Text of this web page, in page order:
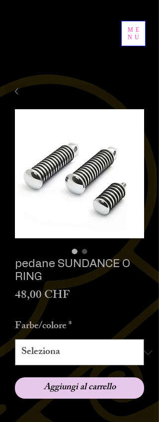
ME
NU
pedane SUNDANCE O
RING
48,00 CHFPrezzo
Farbe/colore*
Aggiungi al carrello